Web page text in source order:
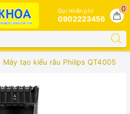
0
Gọi miễn phí
0902223456
Máy tạo kiểu râu Philips QT4005